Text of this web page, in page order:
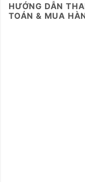
HƯỚNG DẪN
TOÁN & MUA